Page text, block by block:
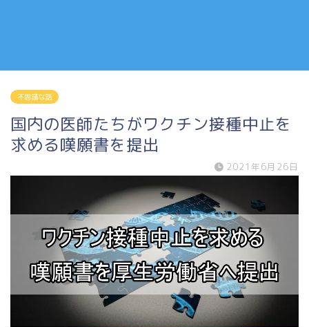
不思議な話
国内の医師たちがワクチン接種中止を
求める嘆願書を提出
2021年6月26日